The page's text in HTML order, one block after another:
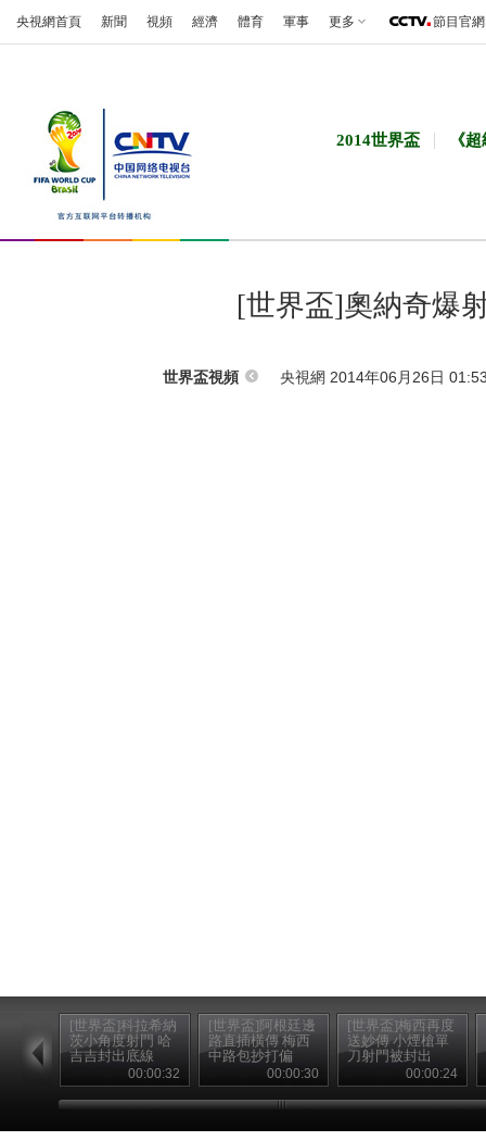
央視網首頁 新聞 視頻 經濟 體育 軍事 更多 節目官網
2014世界盃 《
[世界盃]奧納奇爆
世界盃視頻 央視網 2014年06月26日
[世界盃]科拉希納
茨小角度射門 哈
吉吉封出底線
00:00:32
[世界盃]阿根廷邊
路直插橫傳 梅西
中路包抄打偏
00:00:30
[世界盃]梅西再度
送妙傳 小煙槍單
刀射門被封出
00:00:24